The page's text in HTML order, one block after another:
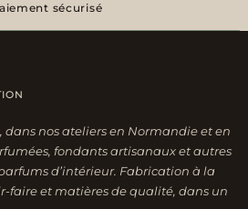
sécurisé
dans nos ateliers en Normandie et en
fondants artisanaux et autres
d’intérieur. Fabrication à la
faire et matières de qualité, dans un